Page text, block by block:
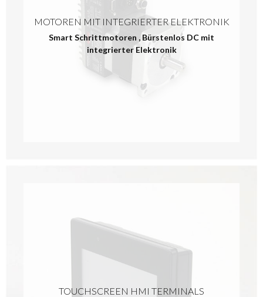
MOTOREN MIT INTEGRIERTER ELEKTRONIK
Smart Schrittmotoren , Bürstenlos DC mit
integrierter Elektronik
TOUCHSCREEN HMI TERMINALS